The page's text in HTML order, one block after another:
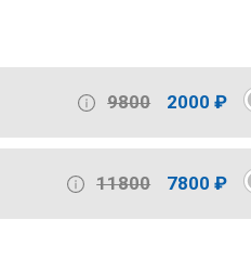
9800 2000 ₽
11800 7800 ₽